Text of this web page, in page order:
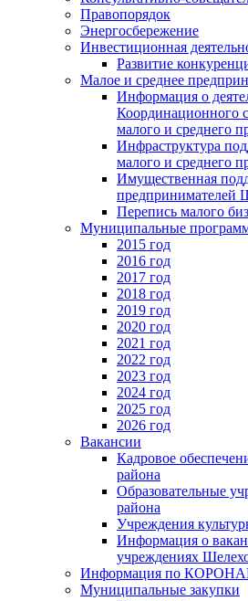
Правопорядок
Энергосбережение
Инвестиционная
Развитие
Малое и среднее
Информация о
Координационного
малого и среднего
Инфраструктура
малого и среднего
Имущественная
предпринимателей
Перепись малого
Муниципальные
2015 год
2016 год
2017 год
2018 год
2019 год
2020 год
2021 год
2022 год
2023 год
2024 год
2025 год
2026 год
Вакансии
Кадровое
района
Образовательные
района
Учреждения
Информация о
учреждениях
Информация по
Муниципальные закупки